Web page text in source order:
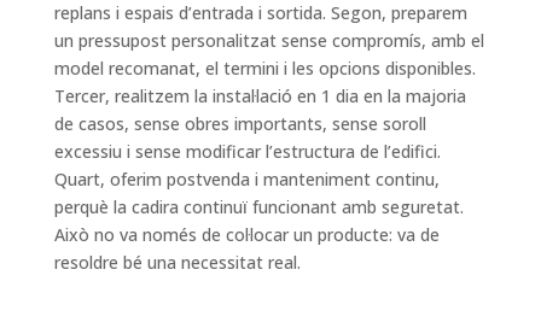
replans i espais d’entrada i sortida. Segon, preparem
un pressupost personalitzat sense compromís, amb el
model recomanat, el termini i les opcions disponibles.
Tercer, realitzem la instal·lació en 1 dia en la majoria
de casos, sense obres importants, sense soroll
excessiu i sense modificar l’estructura de l’edifici.
Quart, oferim postvenda i manteniment continu,
perquè la cadira continuï funcionant amb seguretat.
Això no va només de col·locar un producte: va de
resoldre bé una necessitat real.